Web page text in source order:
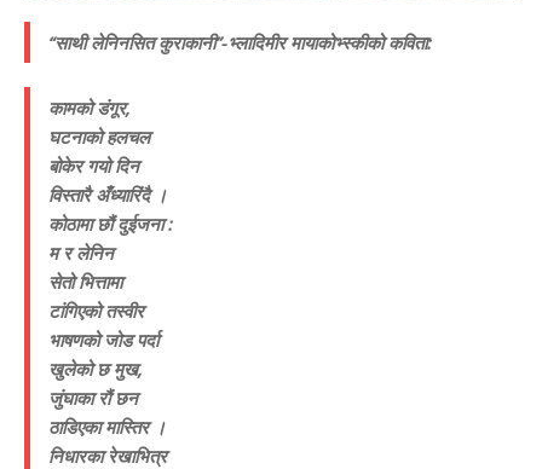
“साथी लेनिनसित कुराकानी”-भ्लादिमीर मायाकोभ्स्कीको कविता:
कामको डंगूर,
घटनाको हलचल
बोकेर गयो दिन
विस्तारै अँध्यारिंदै ।
कोठामा छौं दुईजना :
म र लेनिन
सेतो भित्तामा
टांगिएको तस्वीर
भाषणको जोड पर्दा
खुलेको छ मुख,
जुंघाका रौं छन
ठाडिएका मास्तिर ।
निधारका रेखाभित्र